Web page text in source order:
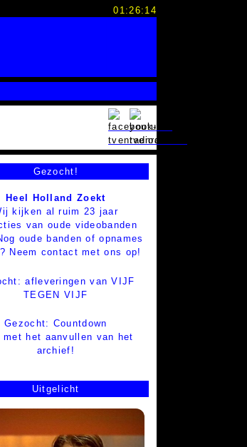
01:26:15
Gezocht!
Heel Holland Zoekt
kijken al ruim 23 jaar
van oude videobanden
oude banden of opnames
Neem contact met ons op!
afleveringen van VIJF
TEGEN VIJF
Gezocht: Countdown
met het aanvullen van het
archief!
Uitgelicht